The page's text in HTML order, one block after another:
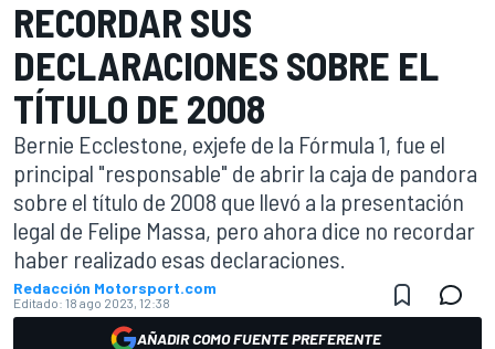
RECORDAR SUS
DECLARACIONES SOBRE EL
TÍTULO DE 2008
Bernie Ecclestone, exjefe de la Fórmula 1, fue el
principal "responsable" de abrir la caja de pandora
sobre el título de 2008 que llevó a la presentación
legal de Felipe Massa, pero ahora dice no recordar
haber realizado esas declaraciones.
Redacción Motorsport.com
Editado: 18 ago 2023, 12:38
AÑADIR COMO FUENTE PREFERENTE